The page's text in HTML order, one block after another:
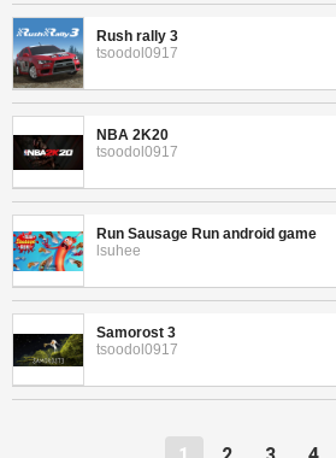
Rush rally 3
tsoodol0917
NBA 2K20
tsoodol0917
Run Sausage Run android game
lsuhee
Samorost 3
tsoodol0917